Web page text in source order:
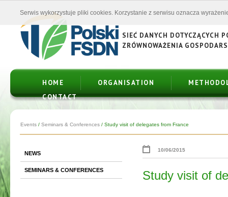
SIEĆ DANYCH DOTYCZĄCYCH
ZRÓWNOWAŻENIA
HOME ORGANISATION
CONTACT
Events / Seminars & Conferences / Study visit of delegates from France
NEWS
SEMINARS & CONFERENCES
10/06/2015
Study visit of
Serwis wykorzystuje pliki cookies. Korzystanie z serwisu oznacza